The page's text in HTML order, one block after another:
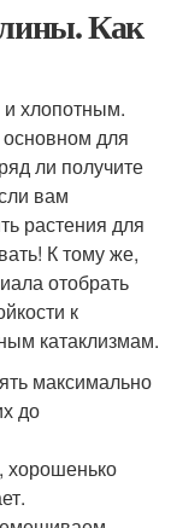
Как
хлопотным.
для
ли получите
вам
растения для
К тому же,
отобрать
к
катаклизмам.
максимально
до
хорошенько